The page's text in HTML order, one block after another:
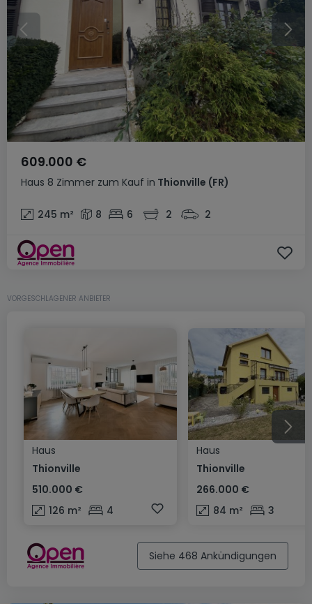
Haus 8 Zimmer zum Kauf in Thionville (FR)
609.000 €
245 m² 8 6 2 2
VORGESCHLAGENER ANBIETER
Haus
Thionville
510.000 €
126 m² 4
Haus
Thionville
266.000 €
84 m² 3
Siehe 468 Ankündigungen